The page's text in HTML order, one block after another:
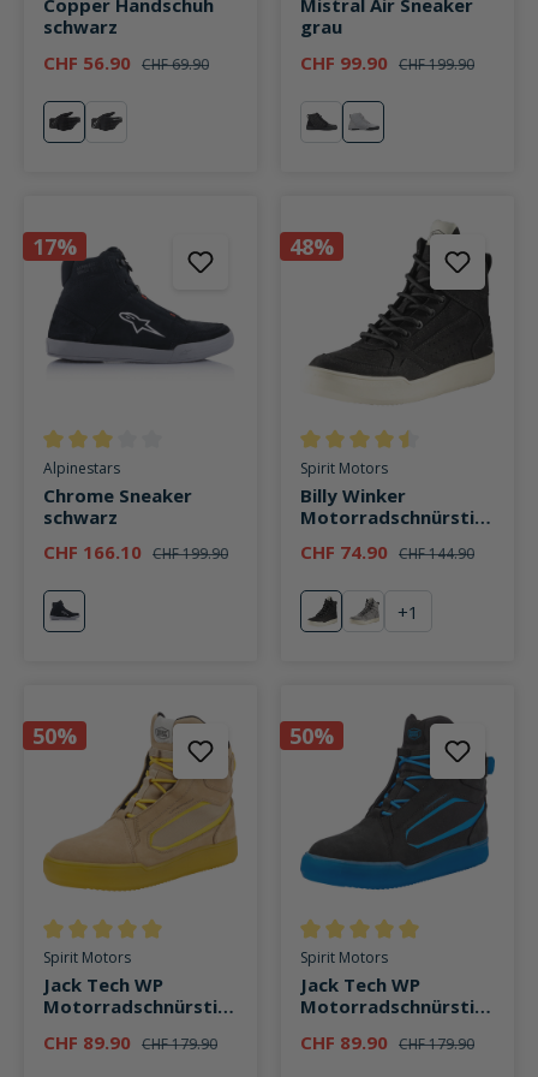
Copper Handschuh
schwarz
CHF 56.90 CHF 69.90
schwarz
weiß
Mistral Air Sneaker
grau
CHF 99.90 CHF 199.90
schwarz
grau
17%
Durchschnittliche Bewertung von 3 von 5 Sternen
Alpinestars
Chrome Sneaker
schwarz
CHF 166.10 CHF 199.90
schwarz
48%
Durchschnittliche Bewertung
Spirit Motors
Billy Winker
Motorradschnürstief
CHF 74.90 CHF 144.90
schwarzgrau
+1
50%
Durchschnittliche Bewertung von 5 von 5 Sternen
Spirit Motors
Jack Tech WP
Motorradschnürstief
CHF 89.90 CHF 179.90
50%
Durchschnittliche Bewertung
Spirit Motors
Jack Tech WP
Motorradschnürstief
CHF 89.90 CHF 179.90